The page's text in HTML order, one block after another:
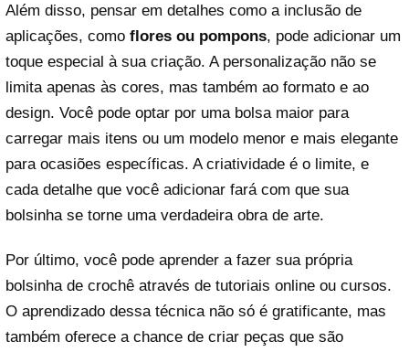
Além disso, pensar em detalhes como a inclusão de
aplicações, como flores ou pompons, pode adicionar um
toque especial à sua criação. A personalização não se
limita apenas às cores, mas também ao formato e ao
design. Você pode optar por uma bolsa maior para
carregar mais itens ou um modelo menor e mais elegante
para ocasiões específicas. A criatividade é o limite, e
cada detalhe que você adicionar fará com que sua
bolsinha se torne uma verdadeira obra de arte.
Por último, você pode aprender a fazer sua própria
bolsinha de crochê através de tutoriais online ou cursos.
O aprendizado dessa técnica não só é gratificante, mas
também oferece a chance de criar peças que são